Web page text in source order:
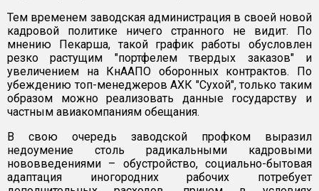
Тем временем заводская администрация в своей новой
кадровой политике ничего странного не видит. По
мнению Пекарша, такой график работы обусловлен
резко растущим "портфелем твердых заказов" и
увеличением на КнААПО оборонных контрактов. По
убеждению топ-менеджеров АХК "Сухой", только таким
образом можно реализовать данные государству и
частным авиакомпаниям обещания.
В свою очередь заводской профком выразил
недоумение столь радикальными кадровыми
нововведениями – обустройство, социально-бытовая
адаптация иногородних рабочих потребует